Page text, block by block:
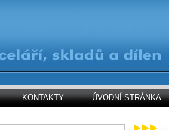
KONTAKTY ÚVODNÍ STRÁNKA